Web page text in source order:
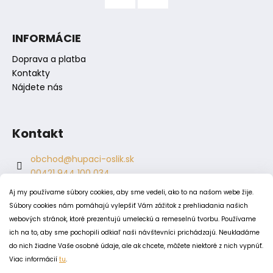
Aj my používame súbory cookies, aby sme vedeli, ako to na našom webe žije.
Súbory cookies nám pomáhajú vylepšiť Vám zážitok z prehliadania našich
webových stránok, ktoré prezentujú umeleckú a remeselnú tvorbu. Používame
ich na to, aby sme pochopili odkiaľ naši návštevníci prichádzajú. Neukladáme
do nich žiadne Vaše osobné údaje, ale ak chcete, môžete niektoré z nich vypnúť.
Viac informácií tu.
INFORMÁCIE
Doprava a platba
Kontakty
Nájdete nás
Kontakt
obchod@hupaci-oslik.sk
00421 944 100 034
00421 944 904 704
hupaci.oslik
dagmar.juricova
PODMIENKY